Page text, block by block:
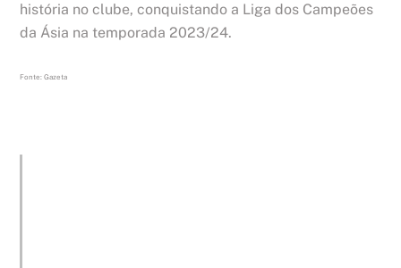
história no clube, conquistando a Liga dos Campeões
da Ásia na temporada 2023/24.
Fonte: Gazeta